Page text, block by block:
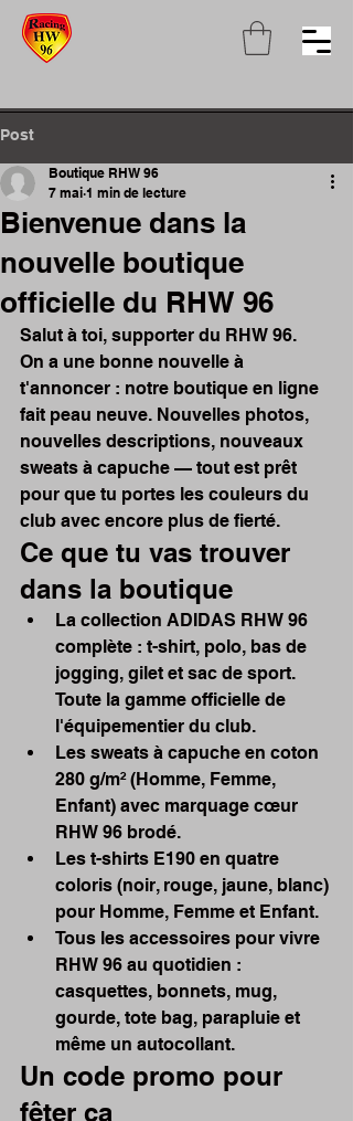
Post
Bienvenue dans la
nouvelle boutique
officielle du RHW 96
Boutique RHW 96
7 mai 1 min de lecture
Salut à toi, supporter du RHW 96.
On a une bonne nouvelle à
t'annoncer : notre boutique en ligne
fait peau neuve. Nouvelles photos,
nouvelles descriptions, nouveaux
sweats à capuche — tout est prêt
pour que tu portes les couleurs du
club avec encore plus de fierté.
Ce que tu vas trouver
dans la boutique
La collection ADIDAS RHW 96
complète : t-shirt, polo, bas de
jogging, gilet et sac de sport.
Toute la gamme officielle de
l'équipementier du club.
Les sweats à capuche en coton
280 g/m² (Homme, Femme,
Enfant) avec marquage cœur
RHW 96 brodé.
Les t-shirts E190 en quatre
coloris (noir, rouge, jaune, blanc)
pour Homme, Femme et Enfant.
Tous les accessoires pour vivre
RHW 96 au quotidien :
casquettes, bonnets, mug,
gourde, tote bag, parapluie et
même un autocollant.
Un code promo pour
fêter ça